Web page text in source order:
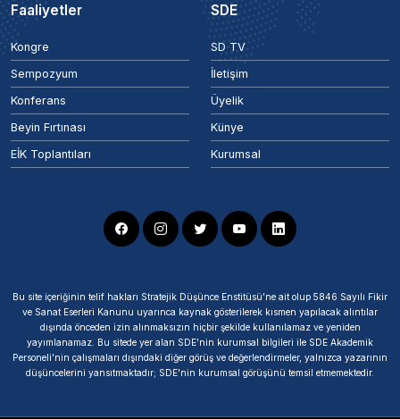
Faaliyetler
Kongre
Sempozyum
Konferans
Beyin Fırtınası
EİK Toplantıları
SDE
SD TV
İletişim
Üyelik
Künye
Kurumsal
Bu site içeriğinin telif hakları Stratejik Düşünce Enstitüsü’ne ait olup 5846 Sayılı Fikir
ve Sanat Eserleri Kanunu uyarınca kaynak gösterilerek kısmen yapılacak alıntılar
dışında önceden izin alınmaksızın hiçbir şekilde kullanılamaz ve yeniden
yayımlanamaz. Bu sitede yer alan SDE'nin kurumsal bilgileri ile SDE Akademik
Personeli'nin çalışmaları dışındaki diğer görüş ve değerlendirmeler, yalnızca yazarının
düşüncelerini yansıtmaktadır; SDE'nin kurumsal görüşünü temsil etmemektedir.